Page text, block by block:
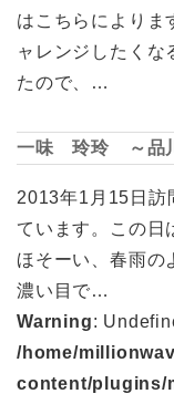
はこちらによりま
ャレンジしたくな
たので、…
一味 玲玲 ～品
2013年1月15日訪
ています。この日
ほそーい、春雨の
濃い目で…
Warning:
/home/
content/plugins/